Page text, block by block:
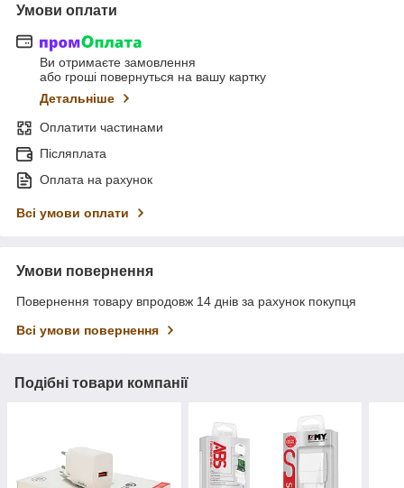
Умови оплати
Ви отримаєте замовлення
або гроші повернуться на вашу картку
Детальніше
Оплатити частинами
Післяплата
Оплата на рахунок
Всі умови оплати
Умови повернення
Повернення товару впродовж 14 днів за рахунок покупця
Всі умови повернення
Подібні товари компанії